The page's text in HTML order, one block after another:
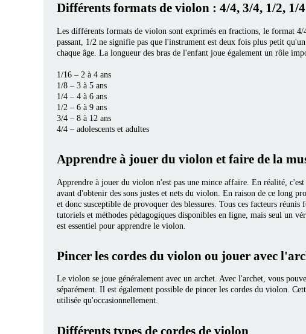
Différents formats de violon : 4/4, 3/4, 1/2, 1/4
Les différents formats de violon sont exprimés en fractions, le format
passant, 1/2 ne signifie pas que l'instrument est deux fois plus petit
chaque âge. La longueur des bras de l'enfant joue également un rôle
1/16 – 2 à 4 ans
1/8 – 3 à 5 ans
1/4 – 4 à 6 ans
1/2 – 6 à 9 ans
3/4 – 8 à 12 ans
4/4 – adolescents et adultes
Apprendre à jouer du violon et faire de la
Apprendre à jouer du violon n'est pas une mince affaire. En réalité,
avant d'obtenir des sons justes et nets du violon. En raison de ce long
et donc susceptible de provoquer des blessures. Tous ces facteurs
tutoriels et méthodes pédagogiques disponibles en ligne, mais seul un
est essentiel pour apprendre le violon.
Pincer les cordes du violon ou jouer avec
Le violon se joue généralement avec un archet. Avec l'archet, vous
séparément. Il est également possible de pincer les cordes du violon.
utilisée qu'occasionnellement.
Différents types de cordes de violon